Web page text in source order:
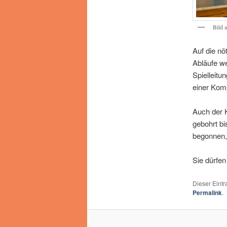
Bild
Auf die
Abläufe
einer
Auch der
gebohrt
Sie
Dieser
Permalink.